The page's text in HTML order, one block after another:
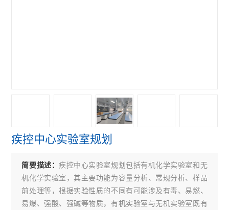
疾控中心实验室规划
简要描述：疾控中心实验室规划包括有机化学实验室和无
机化学实验室，其主要功能为容量分析、常规分析、样品
前处理等，根据实验性质的不同有可能涉及有毒、易燃、
易爆、强酸、强碱等物质，有机实验室与无机实验室既有